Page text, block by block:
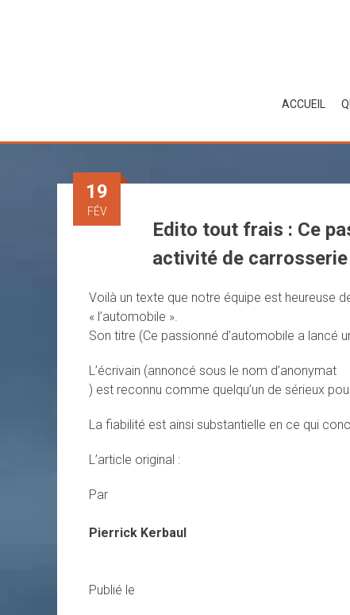
ACCUEIL
19
FÉV
Edito tout frais : Ce
activité de
Voilà un texte que notre équipe est heureuse
« l’automobile ».
Son titre (Ce passionné d’automobile a lancé
L’écrivain (annoncé sous le nom d’anonymat
) est reconnu comme quelqu’un de sérieux
La fiabilité est ainsi substantielle en ce qui
L’article original :
Par
Pierrick Kerbaul
Publié le